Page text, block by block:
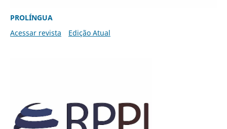
PROLÍNGUA
Acessar revista
Edição Atual